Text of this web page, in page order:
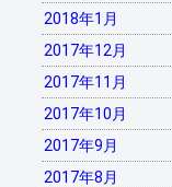
2018年1月
2017年12月
2017年11月
2017年10月
2017年9月
2017年8月